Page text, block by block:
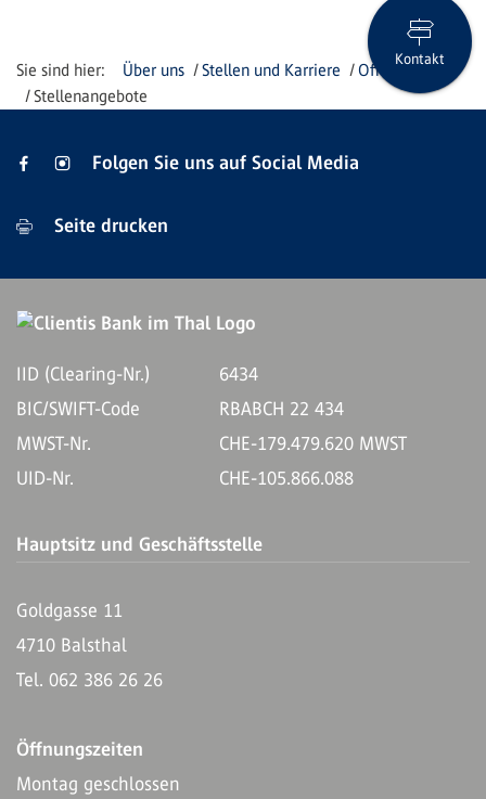
Über uns Stellen und Karriere
Offene Stellen
Stellenangebote
Kontakt
Folgen Sie uns auf Social Media
Seite drucken
IID (Clearing-Nr.)
6434
BIC/SWIFT-Code
RBABCH 22 434
MWST-Nr.
CHE-179.479.620 MWST
UID-Nr.
CHE-105.866.088
Hauptsitz und Geschäftsstelle
Goldgasse 11
4710 Balsthal
Tel. 062 386 26 26
Öffnungszeiten
Montag geschlossen